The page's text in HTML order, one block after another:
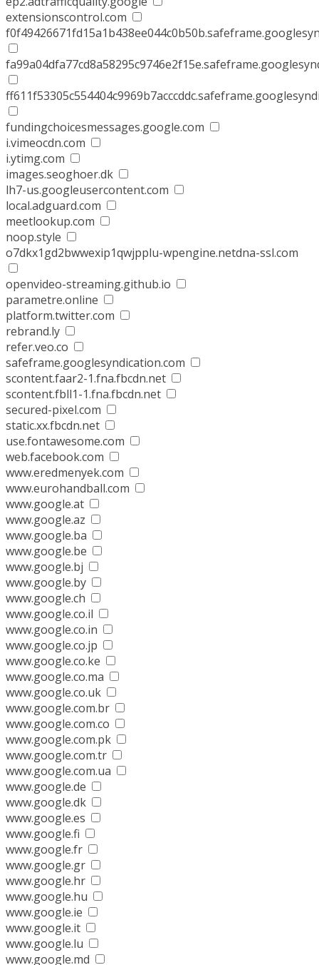
extensionscontrol.com
fundingchoicesmessages.google.com
i.vimeocdn.com
i.ytimg.com
images.seoghoer.dk
lh7-us.googleusercontent.com
local.adguard.com
meetlookup.com
noop.style
o7dkx1gd2bwwexip1qwjpplu-wpengine.netdna-ssl.com
openvideo-streaming.github.io
parametre.online
platform.twitter.com
rebrand.ly
refer.veo.co
safeframe.googlesyndication.com
scontent.faar2-1.fna.fbcdn.net
scontent.fbll1-1.fna.fbcdn.net
secured-pixel.com
static.xx.fbcdn.net
use.fontawesome.com
web.facebook.com
www.eredmenyek.com
www.eurohandball.com
www.google.at
www.google.az
www.google.ba
www.google.be
www.google.bj
www.google.by
www.google.ch
www.google.co.il
www.google.co.in
www.google.co.jp
www.google.co.ke
www.google.co.ma
www.google.co.uk
www.google.com.br
www.google.com.co
www.google.com.pk
www.google.com.tr
www.google.com.ua
www.google.de
www.google.dk
www.google.es
www.google.fi
www.google.fr
www.google.gr
www.google.hr
www.google.hu
www.google.ie
www.google.it
www.google.lu
www.google.md